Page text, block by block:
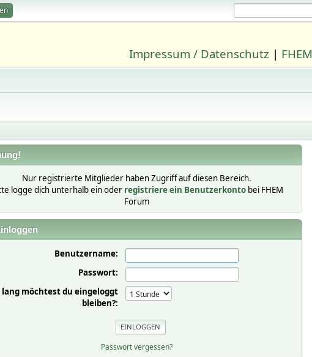
Impressum / Datenschutz | FHEM
Nur registrierte Mitglieder haben Zugriff auf diesen Bereich.
logge dich unterhalb ein oder registriere ein Benutzerkontobei FHEM
Forum
Benutzername:
Passwort:
lang möchtest du eingeloggt
bleiben?:
Passwort vergessen?